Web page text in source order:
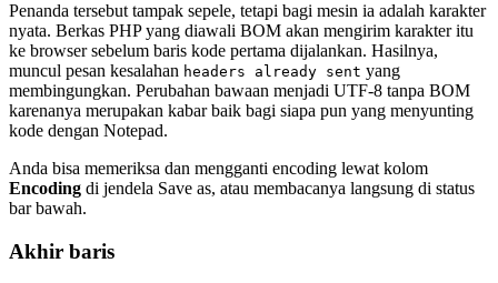
Penanda tersebut tampak sepele, tetapi bagi mesin ia adalah karakter
nyata. Berkas PHP yang diawali BOM akan mengirim karakter itu
ke browser sebelum baris kode pertama dijalankan. Hasilnya,
muncul pesan kesalahan headers already sent yang
membingungkan. Perubahan bawaan menjadi UTF-8 tanpa BOM
karenanya merupakan kabar baik bagi siapa pun yang menyunting
kode dengan Notepad.
Anda bisa memeriksa dan mengganti encoding lewat kolom
Encoding di jendela Save as, atau membacanya langsung di status
bar bawah.
Akhir baris